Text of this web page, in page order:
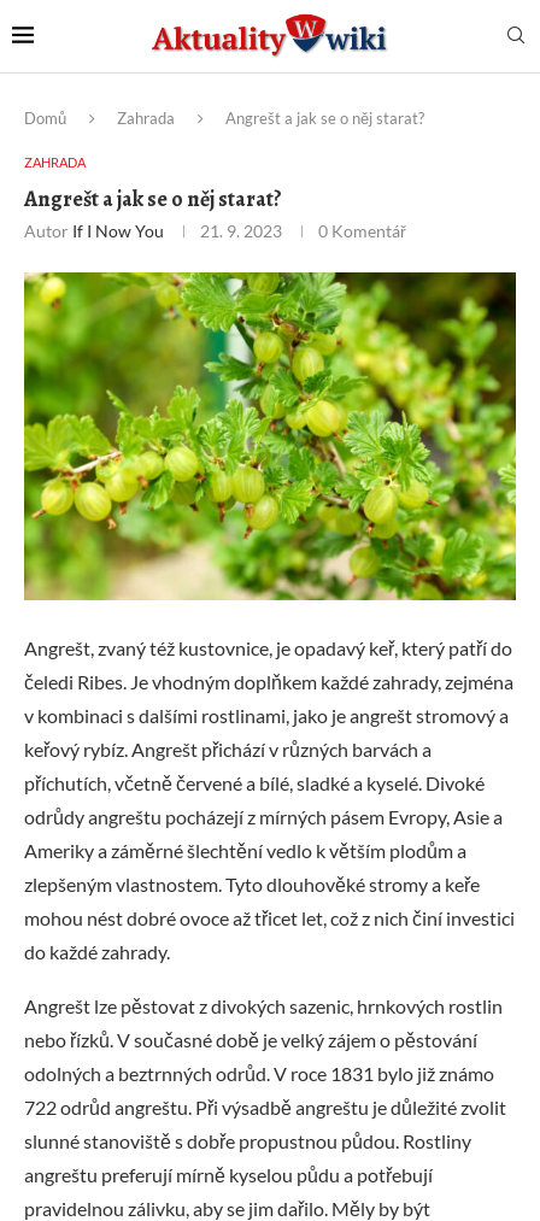
Domů Zahrada Angrešt a jak se o něj starat?
ZAHRADA
Angrešt a jak se o něj starat?
Autor If I Now You 21. 9. 2023 0 Komentář
Angrešt, zvaný též kustovnice, je opadavý keř, který patří do
čeledi Ribes. Je vhodným doplňkem každé zahrady, zejména
v kombinaci s dalšími rostlinami, jako je angrešt stromový a
keřový rybíz. Angrešt přichází v různých barvách a
příchutích, včetně červené a bílé, sladké a kyselé. Divoké
odrůdy angreštu pocházejí z mírných pásem Evropy, Asie a
Ameriky a záměrné šlechtění vedlo k větším plodům a
zlepšeným vlastnostem. Tyto dlouhověké stromy a keře
mohou nést dobré ovoce až třicet let, což z nich činí investici
do každé zahrady.
Angrešt lze pěstovat z divokých sazenic, hrnkových rostlin
nebo řízků. V současné době je velký zájem o pěstování
odolných a beztrnných odrůd. V roce 1831 bylo již známo
722 odrůd angreštu. Při výsadbě angreštu je důležité zvolit
slunné stanoviště s dobře propustnou půdou. Rostliny
angreštu preferují mírně kyselou půdu a potřebují
pravidelnou zálivku, aby se jim dařilo. Měly by být